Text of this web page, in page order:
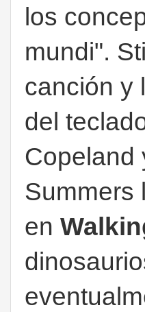
los
mundi".
canción y
del
Copeland
Summers
en